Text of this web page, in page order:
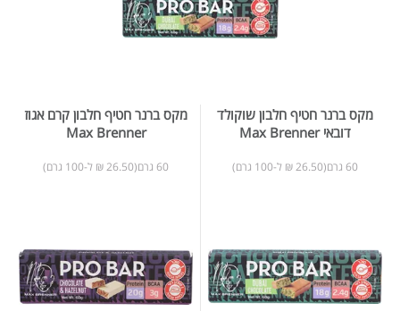
מקס ברנר חטיף חלבון שוקולד
דובאי Max Brenner
60 גרם(26.50 ₪ ל-100 גרם)
מקס ברנר חטיף חלבון קרם אגוז
Max Brenner
60 גרם(26.50 ₪ ל-100 גרם)